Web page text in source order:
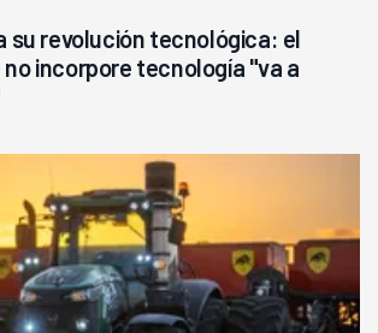
su revolución tecnológica: el
incorpore tecnología "va a